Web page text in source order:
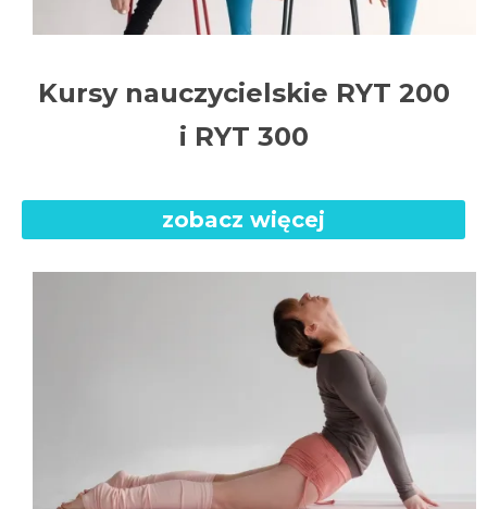
Kursy nauczycielskie RYT 200
i RYT 300
zobacz więcej